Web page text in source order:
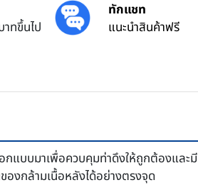
ทขึ้นไป
ทักแชท
แนะนำสินค้าฟรี
แบบมาเพื่อควบคุมท่าดึงให้ถูกต้องและมี
องกล้ามเนื้อหลังได้อย่างตรงจุด